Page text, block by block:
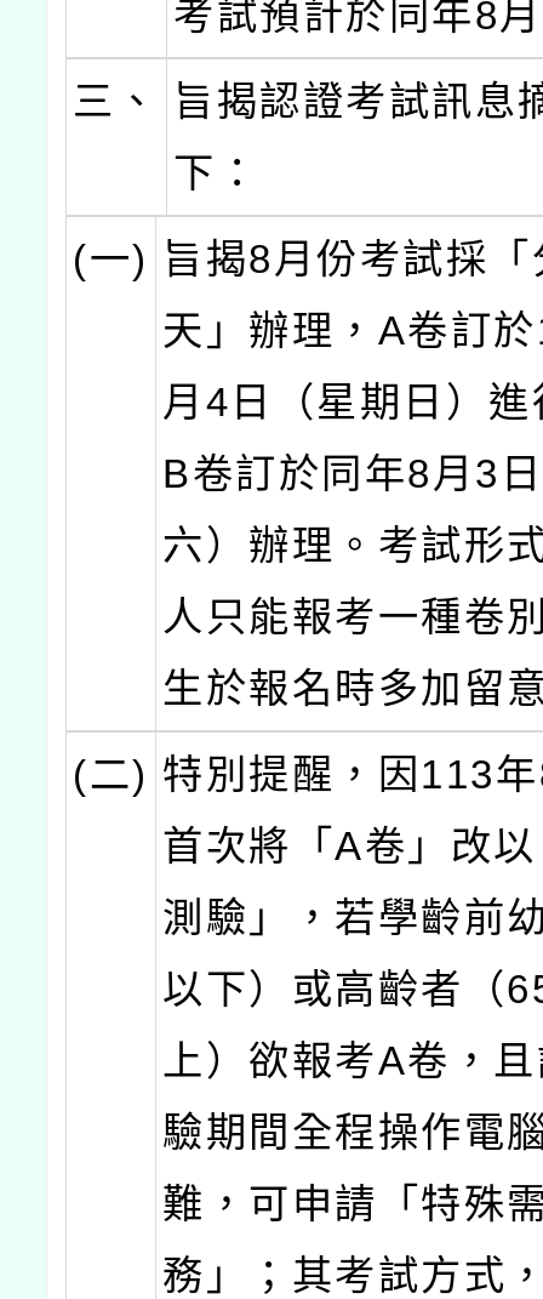
考試預計於同年8
三、
旨揭認證考試訊息
下：
(一) 旨揭8月份考試採
天」辦理，A卷訂
月4日（星期日）
B卷訂於同年8月3
六）辦理。考試形
人只能報考一種卷
生於報名時多加留
(二) 特別提醒，因113
首次將「A卷」改
測驗」，若學齡前
以下）或高齡者（
上）欲報考A卷，
驗期間全程操作電
難，可申請「特殊
務」；其考試方式